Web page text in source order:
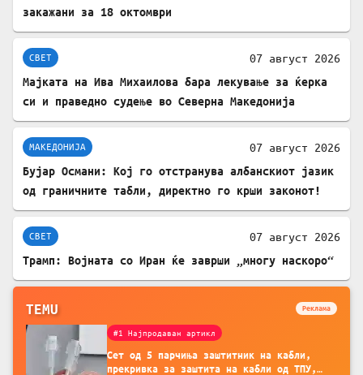
закажани за 18 октомври
СВЕТ 07 август 2026
Мајката на Ива Михаилова бара лекување за ќерка
си и праведно судење во Северна Македонија
МАКЕДОНИЈА 07 август 2026
Бујар Османи: Кој го отстранува албанскиот јазик
од граничните табли, директно го крши законот!
СВЕТ 07 август 2026
Трамп: Војната со Иран ќе заврши „многу наскоро“
TEMU Реклама
#1 Најпродаван артикл
Сет од 5 парчиња заштитник на кабли,
прекривка за заштита на кабли од ТПУ,